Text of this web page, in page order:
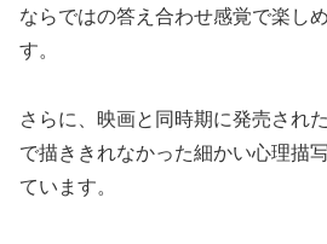
ならではの答え合わせ感覚で楽し
す。
さらに、映画と同時期に発売され
で描ききれなかった細かい心理描
ています。